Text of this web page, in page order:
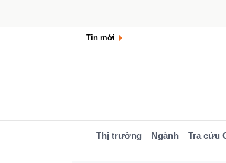
Tin mới
Thị trường Ngành Tra cứu